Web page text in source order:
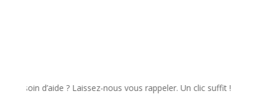
d’aide ? Laissez-nous vous rappeler. Un clic suffit !